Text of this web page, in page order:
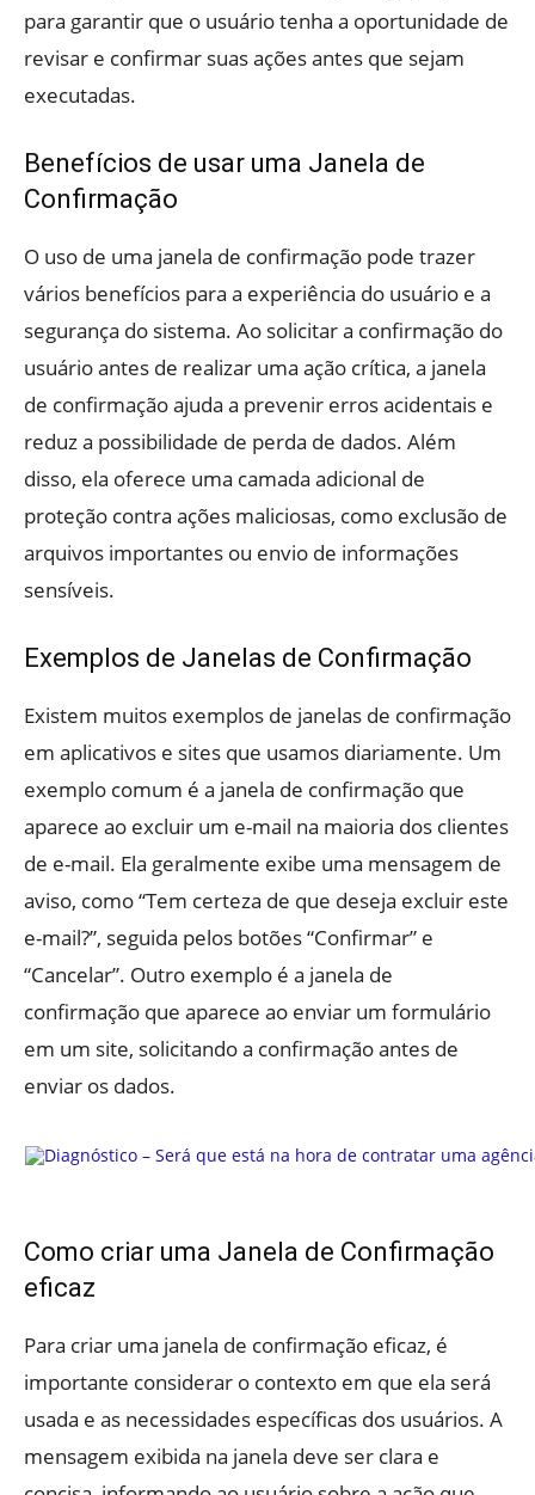
para garantir que o usuário tenha a oportunidade de
revisar e confirmar suas ações antes que sejam
executadas.
Benefícios de usar uma Janela de
Confirmação
O uso de uma janela de confirmação pode trazer
vários benefícios para a experiência do usuário e a
segurança do sistema. Ao solicitar a confirmação do
usuário antes de realizar uma ação crítica, a janela
de confirmação ajuda a prevenir erros acidentais e
reduz a possibilidade de perda de dados. Além
disso, ela oferece uma camada adicional de
proteção contra ações maliciosas, como exclusão de
arquivos importantes ou envio de informações
sensíveis.
Exemplos de Janelas de Confirmação
Existem muitos exemplos de janelas de confirmação
em aplicativos e sites que usamos diariamente. Um
exemplo comum é a janela de confirmação que
aparece ao excluir um e-mail na maioria dos clientes
de e-mail. Ela geralmente exibe uma mensagem de
aviso, como “Tem certeza de que deseja excluir este
e-mail?”, seguida pelos botões “Confirmar” e
“Cancelar”. Outro exemplo é a janela de
confirmação que aparece ao enviar um formulário
em um site, solicitando a confirmação antes de
enviar os dados.
Como criar uma Janela de Confirmação
eficaz
Para criar uma janela de confirmação eficaz, é
importante considerar o contexto em que ela será
usada e as necessidades específicas dos usuários. A
mensagem exibida na janela deve ser clara e